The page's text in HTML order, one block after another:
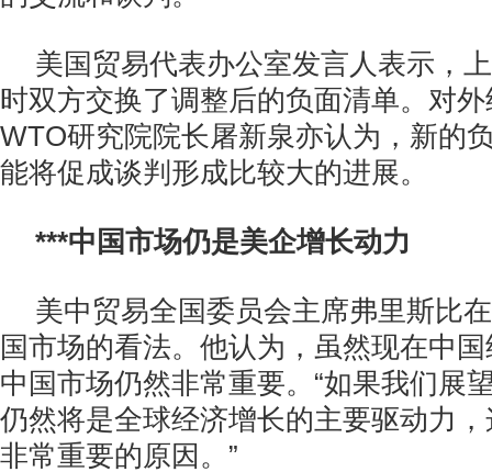
美国贸易代表办公室发言人表示，
时双方交换了调整后的负面清单。对
WTO研究院院长屠新泉亦认为，新的
能将促成谈判形成比较大的进展。
***中国市场仍是美企增长动力
美中贸易全国委员会主席弗里斯比
国市场的看法。他认为，虽然现在中
中国市场仍然非常重要。“如果我们展
仍然将是全球经济增长的主要驱动力
非常重要的原因。”